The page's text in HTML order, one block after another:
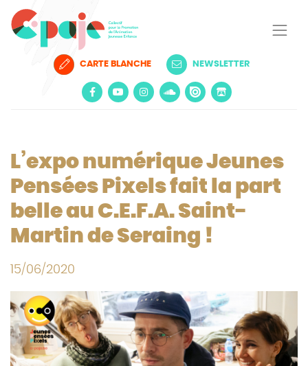
CARTE BLANCHE NEWSLETTER
L’expo numérique Jeunes
Pensées Pixels fait la part
belle au C.E.F.A. Saint-
Martin de Seraing !
15/06/2020